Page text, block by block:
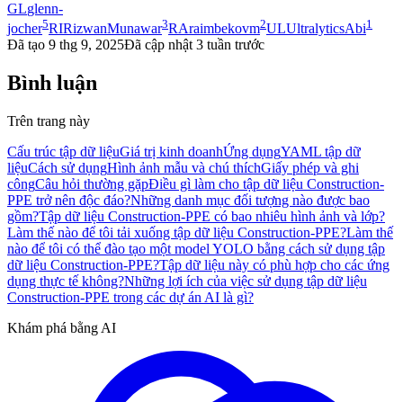
GLglenn-
jocher5RIRizwanMunawar3RAraimbekovm2ULUltralyticsAbi1
Đã tạo 9 thg 9, 2025Đã cập nhật 3 tuần trước
Bình luận
Trên trang này
Cấu trúc tập dữ liệuGiá trị kinh doanhỨng dụngYAML tập dữ
liệuCách sử dụngHình ảnh mẫu và chú thíchGiấy phép và ghi
côngCâu hỏi thường gặpĐiều gì làm cho tập dữ liệu Construction-
PPE trở nên độc đáo?Những danh mục đối tượng nào được bao
gồm?Tập dữ liệu Construction-PPE có bao nhiêu hình ảnh và lớp?
Làm thế nào để tôi tải xuống tập dữ liệu Construction-PPE?Làm thế
nào để tôi có thể đào tạo một model YOLO bằng cách sử dụng tập
dữ liệu Construction-PPE?Tập dữ liệu này có phù hợp cho các ứng
dụng thực tế không?Những lợi ích của việc sử dụng tập dữ liệu
Construction-PPE trong các dự án AI là gì?
Khám phá bằng AI